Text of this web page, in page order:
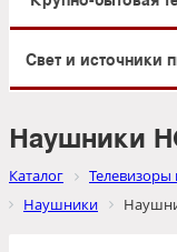
Свет и источники
Наушники
Каталог Телевизоры
Наушники